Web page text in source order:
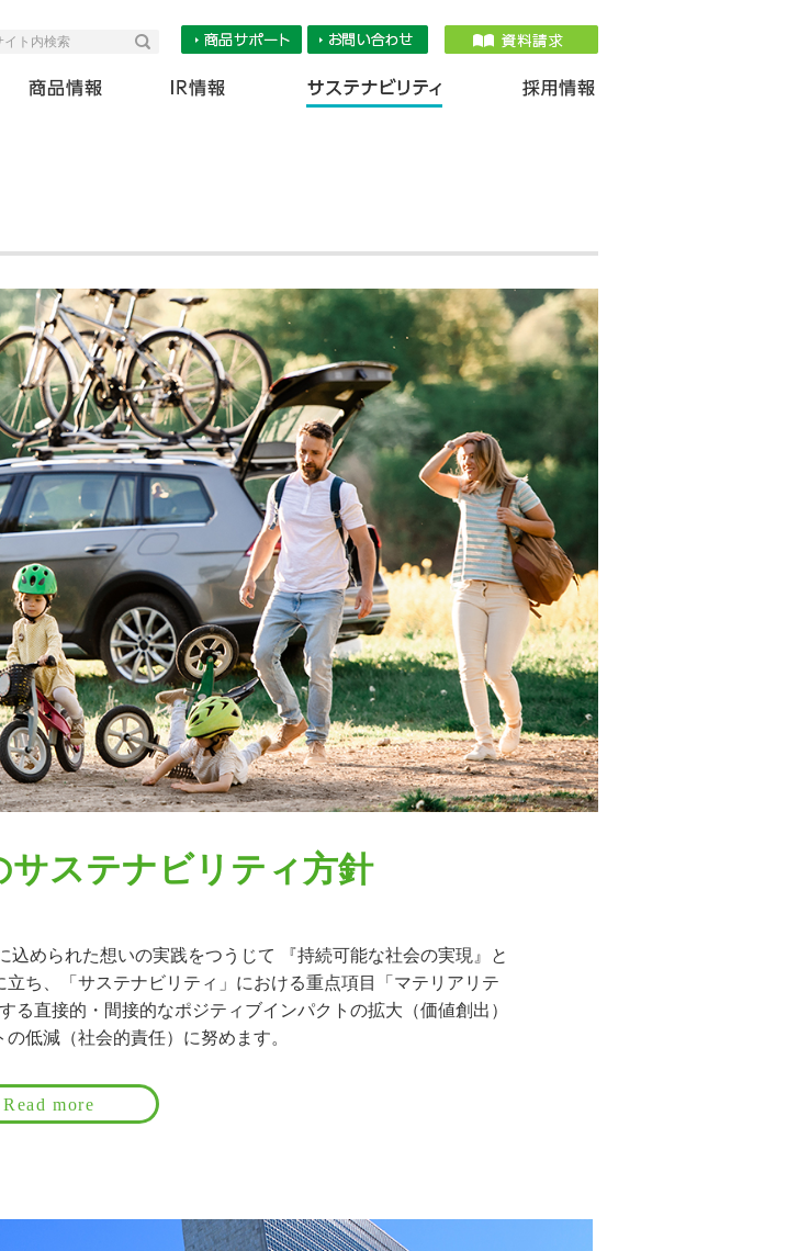
イト内検索 検索
商品情報 IR情報
サステナビリティ方針
められた想いの実践をつうじて 『持続可能な社会の実現』と
ち、「サステナビリティ」における重点項目「マテリアリテ
る直接的・間接的なポジティブインパクトの拡大（価値創出）
低減（社会的責任）に努めます。
Read more